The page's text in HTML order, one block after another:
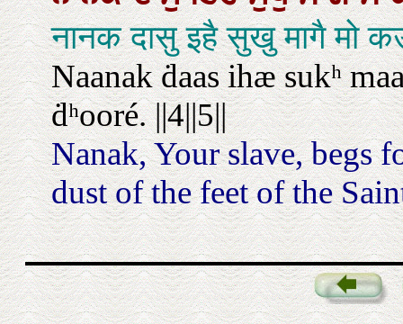
नानक दासु इहै सुखु मागै मो
Naanak ḋaas ihæ sukʰ
ḋʰooré. ||4||5||
Nanak, Your slave, begs
dust of the feet of the